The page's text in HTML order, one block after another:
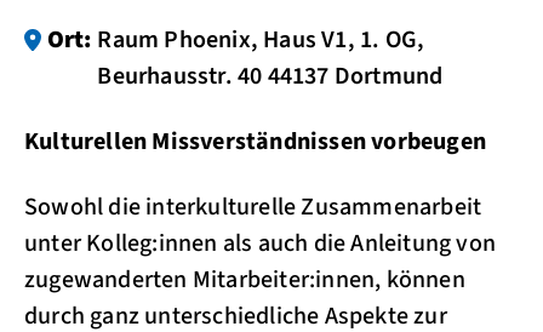
Ort: Raum Phoenix, Haus V1, 1. OG,
Beurhausstr. 40 44137 Dortmund
Kulturellen Missverständnissen vorbeugen
Sowohl die interkulturelle Zusammenarbeit
unter Kolleg:innen als auch die Anleitung von
zugewanderten Mitarbeiter:innen, können
durch ganz unterschiedliche Aspekte zur